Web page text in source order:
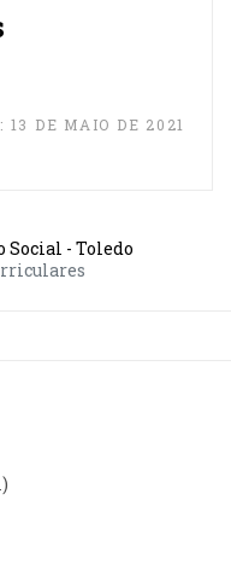
DE MAIO DE 2021
Social - Toledo